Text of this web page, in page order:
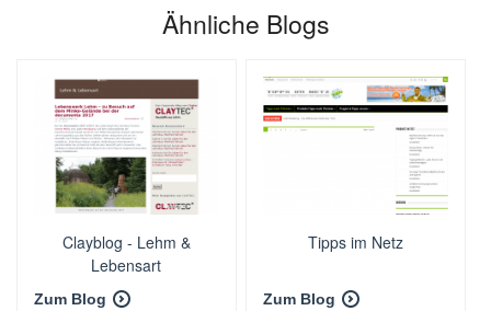
Ähnliche Blogs
Clayblog - Lehm &
Lebensart
Zum Blog
Tipps im Netz
Zum Blog